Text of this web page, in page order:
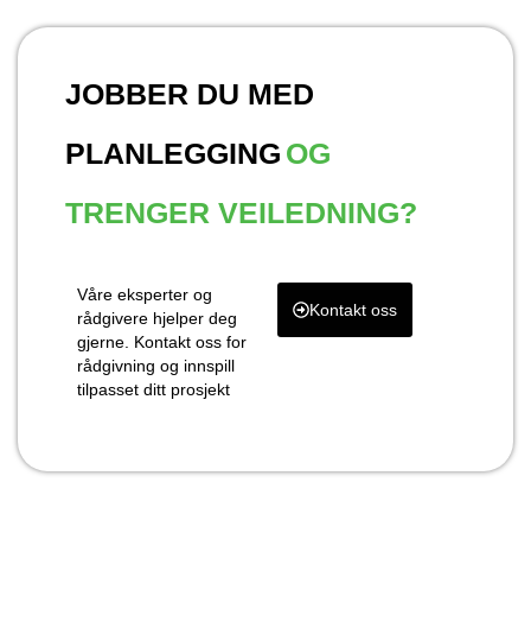
JOBBER DU MED
PLANLEGGING OG
TRENGER VEILEDNING?
Våre eksperter og
rådgivere hjelper deg
gjerne. Kontakt oss for
rådgivning og innspill
tilpasset ditt prosjekt
Kontakt oss